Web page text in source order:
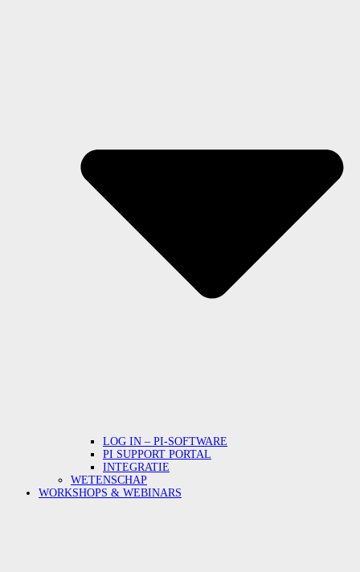
LOG IN – PI-SOFTWARE
PI SUPPORT PORTAL
INTEGRATIE
WETENSCHAP
WORKSHOPS & WEBINARS